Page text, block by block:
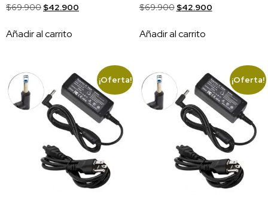
$69.900 $42.900
Añadir al carrito
$69.900 $42.900
Añadir al carrito
¡Oferta! ¡Oferta!